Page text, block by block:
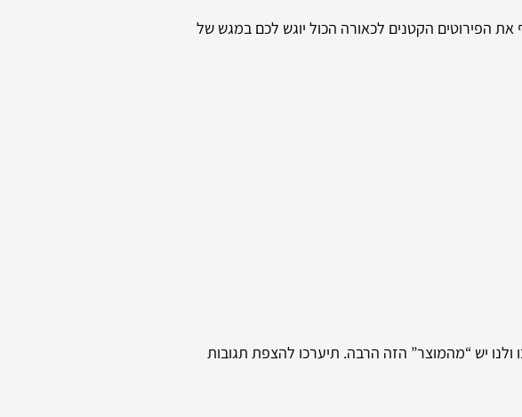
הפירוטים הקטנים לכאורה הכול יוגש לכם במגש של
יש “מהמוצר” הזה הרבה. תיערכו להצפת תגובות